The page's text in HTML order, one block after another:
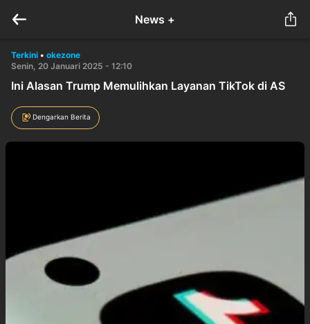
News +
Terkini • okezone
Senin, 20 Januari 2025 - 12:10
Ini Alasan Trump Memulihkan Layanan TikTok di AS
Dengarkan Berita